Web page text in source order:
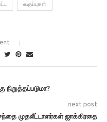
வகுப்புகள்
next post
முதலீட்டாளர்கள் ஜாக்கிரதை